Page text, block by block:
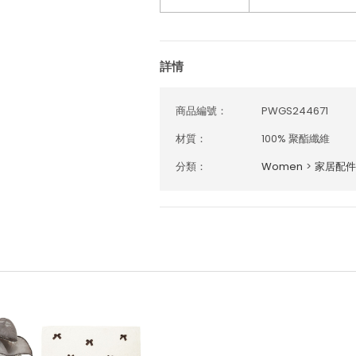
詳情
商品編號：
PWGS244671
材質：
100% 聚酯纖維
分類：
Women > 家居配件